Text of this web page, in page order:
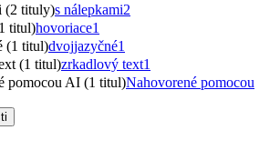
(2 tituly)s nálepkami2
titul)hovoriace1
(1 titul)dvojjazyčné1
(1 titul)zrkadlový text1
pomocou AI (1 titul)Nahovorené pomocou